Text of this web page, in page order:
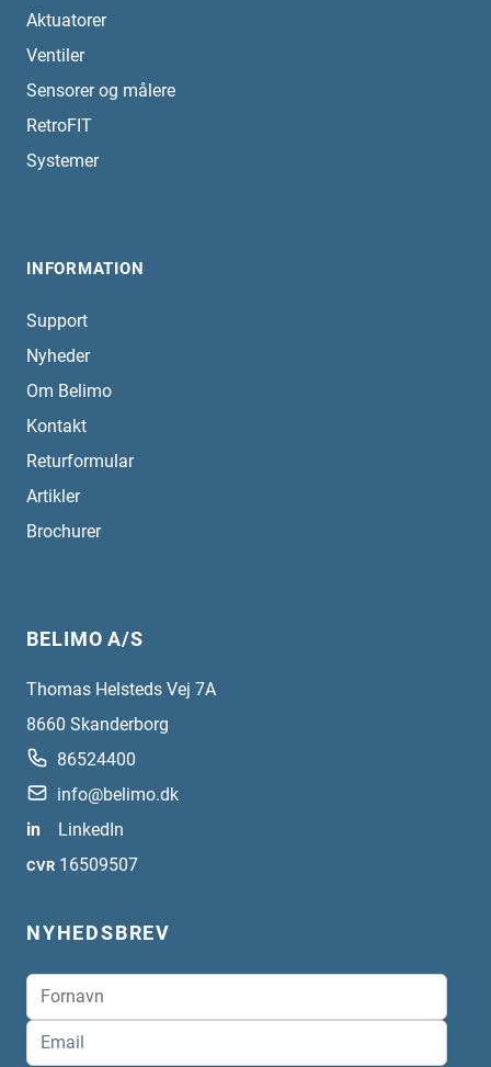
Aktuatorer
Ventiler
Sensorer og målere
RetroFIT
Systemer
INFORMATION
Support
Nyheder
Om Belimo
Kontakt
Returformular
Artikler
Brochurer
BELIMO A/S
Thomas Helsteds Vej 7A
8660 Skanderborg
86524400
info@belimo.dk
in
LinkedIn
CVR 16509507
NYHEDSBREV